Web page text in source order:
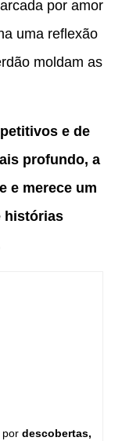
por amor
uma reflexão
moldam as
e de
profundo, a
e merece um
histórias
por descobertas,